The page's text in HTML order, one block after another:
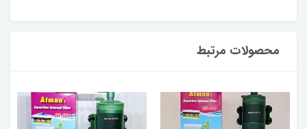
محصولات مرتبط